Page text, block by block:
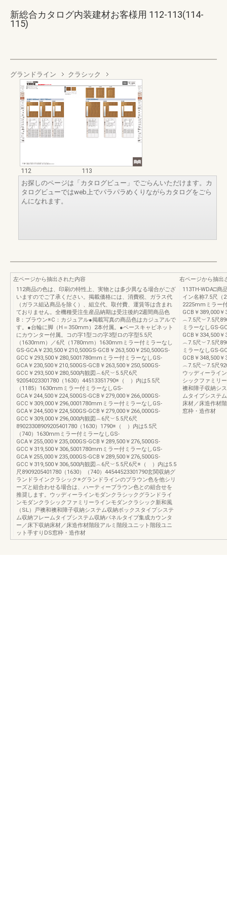
新総合カタログ内装建材お客様用 112-113(114-
115)
グランドライン クラシック
112
113
お探しのページは「カタログビュー」でごらんいただけます。カ
タログビューではweb上でパラパラめくりながらカタログをごら
んになれます。
左ページから抽出された内容
112商品の色は、印刷の特性上、実物とは多少異なる場合がござ
いますのでご了承ください。掲載価格には、消費税、ガラス代
（ガラス組込商品を除く）、組立代、取付費、運賃等は含まれ
ておりません。全機種受注生産品納期は受注後約2週間商品色
B：ブラウン※C：カジュアル●掲載写真の商品色はカジュアルで
す。●台輪に脚（H＝350mm）2本付属。●ベースキャビネット
にカウンター付属。コの字1型コの字3型ロの字型5.5尺
（1630mm）／6尺（1780mm）1630mmミラー付ミラーなし
GS-GCA￥230,500￥210,500GS-GCB￥263,500￥250,500GS-
GCC￥293,500￥280,5001780mmミラー付ミラーなしGS-
GCA￥230,500￥210,500GS-GCB￥263,500￥250,500GS-
GCC￥293,500￥280,500内観図︵6尺︶5.5尺6尺
92054023301780（1630）44513351790※（ ）内は5.5尺
（1185）1630mmミラー付ミラーなしGS-
GCA￥244,500￥224,500GS-GCB￥279,000￥266,000GS-
GCC￥309,000￥296,0001780mmミラー付ミラーなしGS-
GCA￥244,500￥224,500GS-GCB￥279,000￥266,000GS-
GCC￥309,000￥296,000内観図︵6尺︶5.5尺6尺
89023308909205401780（1630）1790※（ ）内は5.5尺
（740）1630mmミラー付ミラーなしGS-
GCA￥255,000￥235,000GS-GCB￥289,500￥276,500GS-
GCC￥319,500￥306,5001780mmミラー付ミラーなしGS-
GCA￥255,000￥235,000GS-GCB￥289,500￥276,500GS-
GCC￥319,500￥306,500内観図︵6尺︶5.5尺6尺※（ ）内は5.5
尺8909205401780（1630）（740）44544523301790玄関収納グ
ランドラインクラシック※グランドラインのブラウン色を他シリ
ーズと組合わせる場合は、ハーティーブラウン色との組合せを
推奨します。ウッディーラインモダンクラシックグランドライ
ンモダンクラシックファミリーラインモダンクラシック新和風
（SL）戸襖和襖和障子収納システム収納ボックスタイプシステ
ム収納フレームタイプシステム収納パネルタイプ集成カウンタ
ー／床下収納床材／床造作材階段アルミ階段ユニット階段ユニ
ット手すりDS窓枠・造作材
右ページから抽出
113TH-WDA□商
イン名称7.5尺（
2225mmミラー
GCB￥389,000
︵7.5尺︶7.5尺
ミラーなしGS-
GCB￥334,500
︵7.5尺︶7.5尺
ミラーなしGS-
GCB￥348,500
︵7.5尺︶7.5尺
ウッディーライ
シックファミリ
襖和障子収納シ
ムタイプシステ
床材／床造作材
窓枠・造作材